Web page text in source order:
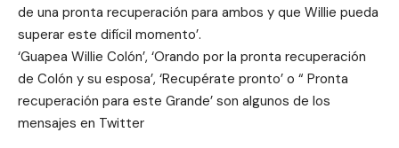
de una pronta recuperación para ambos y que Willie pueda
superar este difícil momento’.
‘Guapea Willie Colón’, ‘Orando por la pronta recuperación
de Colón y su esposa’, ‘Recupérate pronto’ o “ Pronta
recuperación para este Grande’ son algunos de los
mensajes en Twitter